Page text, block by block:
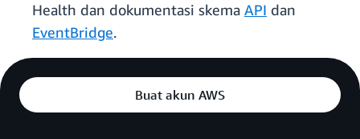
Health dan dokumentasi skema API dan
EventBridge.
Buat akun AWS